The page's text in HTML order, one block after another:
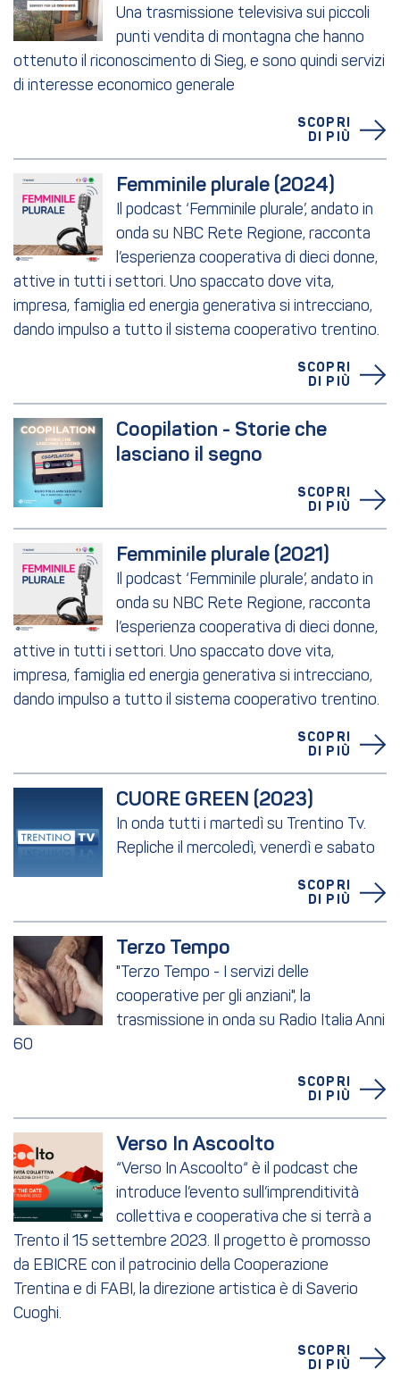
Una trasmissione televisiva sui piccoli
punti vendita di montagna che hanno
ottenuto il riconoscimento di Sieg, e sono quindi servizi
di interesse economico generale
SCOPRI
DI PIÙ
Femminile plurale (2024)
Il podcast ‘Femminile plurale’, andato in
onda su NBC Rete Regione, racconta
l’esperienza cooperativa di dieci donne,
attive in tutti i settori. Uno spaccato dove vita,
impresa, famiglia ed energia generativa si intrecciano,
dando impulso a tutto il sistema cooperativo trentino.
SCOPRI
DI PIÙ
Coopilation - Storie che
lasciano il segno
SCOPRI
DI PIÙ
Femminile plurale (2021)
Il podcast ‘Femminile plurale’, andato in
onda su NBC Rete Regione, racconta
l’esperienza cooperativa di dieci donne,
attive in tutti i settori. Uno spaccato dove vita,
impresa, famiglia ed energia generativa si intrecciano,
dando impulso a tutto il sistema cooperativo trentino.
SCOPRI
DI PIÙ
CUORE GREEN (2023)
In onda tutti i martedì su Trentino Tv.
Repliche il mercoledì, venerdì e sabato
SCOPRI
DI PIÙ
Terzo Tempo
"Terzo Tempo - I servizi delle
cooperative per gli anziani", la
trasmissione in onda su Radio Italia Anni
60
SCOPRI
DI PIÙ
Verso In Ascoolto
“Verso In Ascoolto“ è il podcast che
introduce l’evento sull’imprenditività
collettiva e cooperativa che si terrà a
Trento il 15 settembre 2023. Il progetto è promosso
da EBICRE con il patrocinio della Cooperazione
Trentina e di FABI, la direzione artistica è di Saverio
Cuoghi.
SCOPRI
DI PIÙ